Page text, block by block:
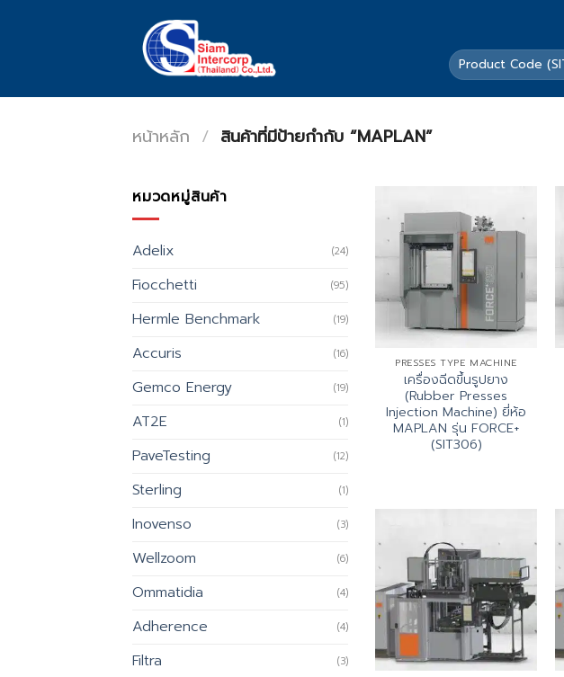
ค้นหา:
หน้าหลัก / สินค้าที่มีป้ายกำกับ “MAPLAN”
หมวดหมู่สินค้า
Adelix (24)
Fiocchetti (95)
Hermle Benchmark (19)
Accuris (16)
Gemco Energy (19)
AT2E (1)
PaveTesting (12)
Sterling (1)
Inovenso (3)
Wellzoom (6)
Ommatidia (4)
Adherence (4)
Filtra (3)
PRESSES TYPE MACHINE
เครื่องฉีดขึ้นรูปยาง
(Rubber Presses
Injection Machine) ยี่ห้อ
MAPLAN รุ่น FORCE+
(SIT306)